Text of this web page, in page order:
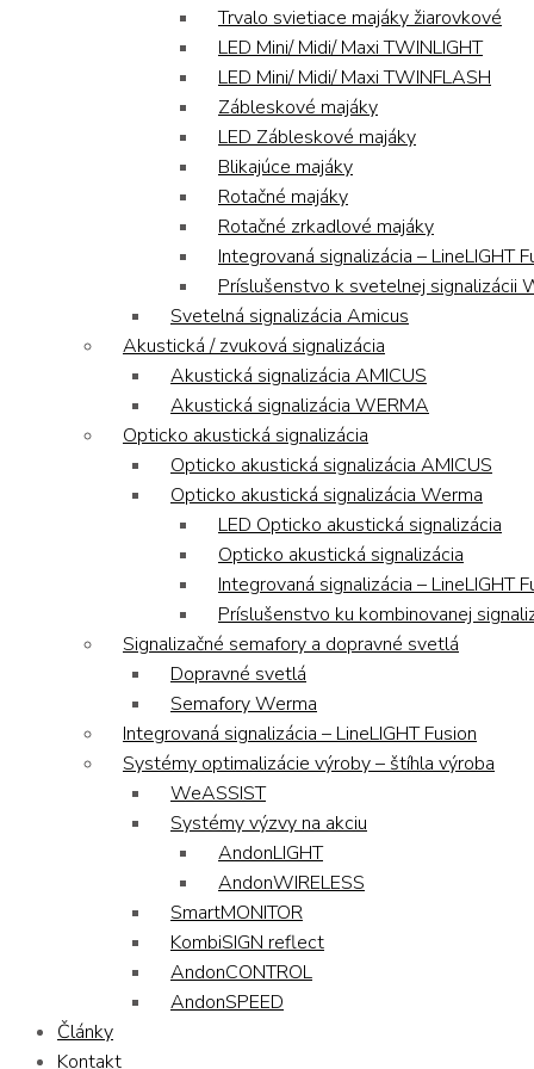
Trvalo svietiace majáky žiarovkové
LED Mini/ Midi/ Maxi TWINLIGHT
LED Mini/ Midi/ Maxi TWINFLASH
Zábleskové majáky
LED Zábleskové majáky
Blikajúce majáky
Rotačné majáky
Rotačné zrkadlové majáky
Integrovaná signalizácia – LineLIGHT
Príslušenstvo k svetelnej signalizácii
Svetelná signalizácia Amicus
Akustická / zvuková signalizácia
Akustická signalizácia AMICUS
Akustická signalizácia WERMA
Opticko akustická signalizácia
Opticko akustická signalizácia AMICUS
Opticko akustická signalizácia Werma
LED Opticko akustická signalizácia
Opticko akustická signalizácia
Integrovaná signalizácia – LineLIGHT
Príslušenstvo ku kombinovanej
Signalizačné semafory a dopravné svetlá
Dopravné svetlá
Semafory Werma
Integrovaná signalizácia – LineLIGHT Fusion
Systémy optimalizácie výroby – štíhla výroba
WeASSIST
Systémy výzvy na akciu
AndonLIGHT
AndonWIRELESS
SmartMONITOR
KombiSIGN reflect
AndonCONTROL
AndonSPEED
Články
Kontakt